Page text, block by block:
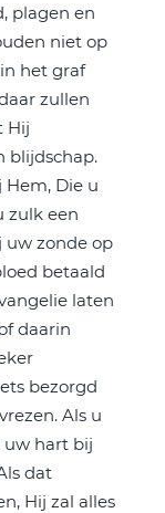
plagen en
niet op
het graf
zullen
Hij
blijdschap.
Die u
zulk een
uw zonde op
betaald
laten
daarin
bezorgd
Als u
uw hart bij
dat
Hij zal alles